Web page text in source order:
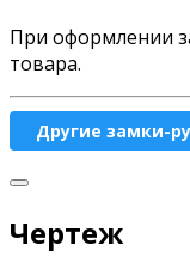
При оформлении
товара.
Другие замки-
Чертеж